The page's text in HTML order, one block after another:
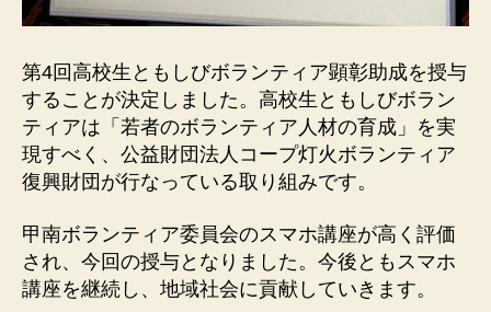
第4回高校生ともしびボランティア顕彰助成を授与
することが決定しました。高校生ともしびボラン
ティアは「若者のボランティア人材の育成」を実
現すべく、公益財団法人コープ灯火ボランティア
復興財団が行なっている取り組みです。
甲南ボランティア委員会のスマホ講座が高く評価
され、今回の授与となりました。今後ともスマホ
講座を継続し、地域社会に貢献していきます。